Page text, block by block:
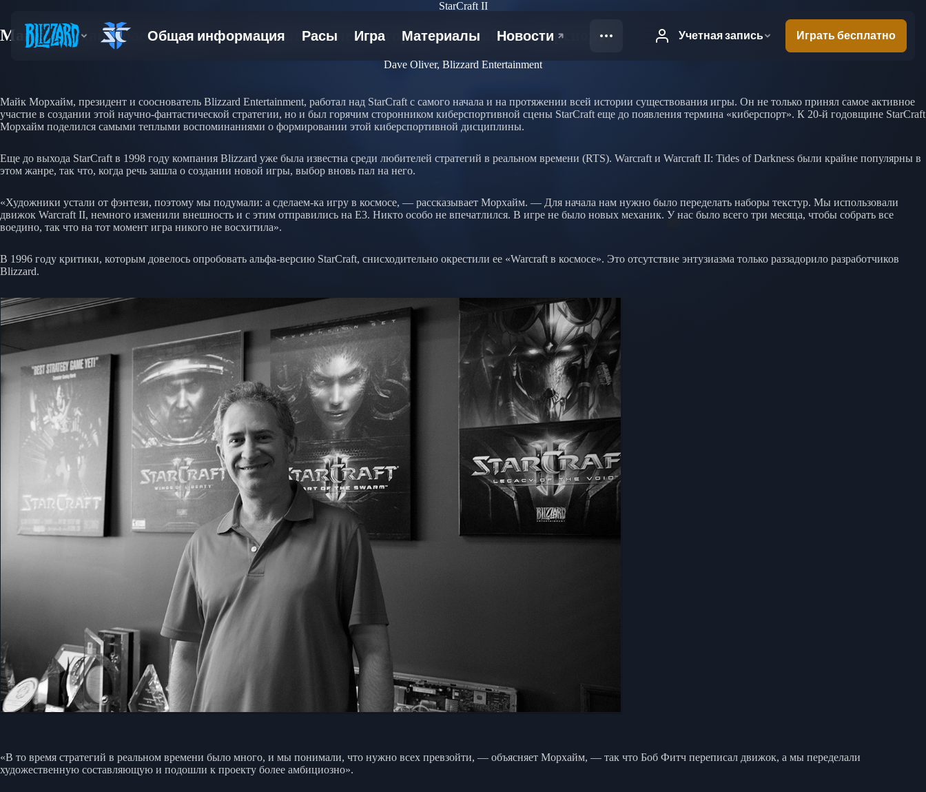
StarCraft II
Майк Морхайм рассказывает о двадцатилетней истории StarCraft в киберспорте
Dave Oliver, Blizzard Entertainment
Майк Морхайм, президент и сооснователь Blizzard Entertainment, работал над StarCraft с самого начала и на протяжении всей истории существования игры. Он не только принял самое активное
участие в создании этой научно-фантастической стратегии, но и был горячим сторонником киберспортивной сцены StarCraft еще до появления термина «киберспорт». К 20-й годовщине StarCraft
Морхайм поделился самыми теплыми воспоминаниями о формировании этой киберспортивной дисциплины.
Еще до выхода StarCraft в 1998 году компания Blizzard уже была известна среди любителей стратегий в реальном времени (RTS). Warcraft и Warcraft II: Tides of Darkness были крайне популярны в
этом жанре, так что, когда речь зашла о создании новой игры, выбор вновь пал на него.
«Художники устали от фэнтези, поэтому мы подумали: а сделаем-ка игру в космосе, — рассказывает Морхайм. — Для начала нам нужно было переделать наборы текстур. Мы использовали
движок Warcraft II, немного изменили внешность и с этим отправились на E3. Никто особо не впечатлился. В игре не было новых механик. У нас было всего три месяца, чтобы собрать все
воедино, так что на тот момент игра никого не восхитила».
В 1996 году критики, которым довелось опробовать альфа-версию StarCraft, снисходительно окрестили ее «Warcraft в космосе». Это отсутствие энтузиазма только раззадорило разработчиков
Blizzard.
«В то время стратегий в реальном времени было много, и мы понимали, что нужно всех превзойти, — объясняет Морхайм, — так что Боб Фитч переписал движок, а мы переделали
художественную составляющую и подошли к проекту более амбициозно».